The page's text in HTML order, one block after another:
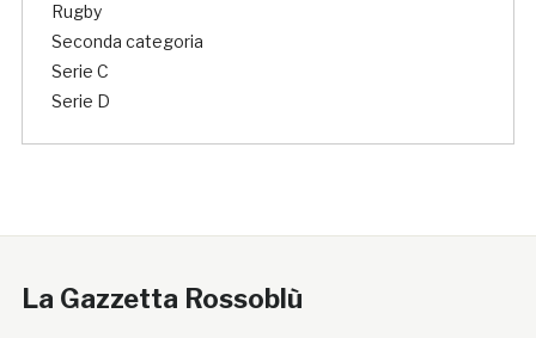
Rugby
Seconda categoria
Serie C
Serie D
La Gazzetta Rossoblù